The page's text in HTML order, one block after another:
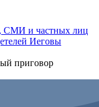
СМИ и частных лиц
Иеговы
приговор